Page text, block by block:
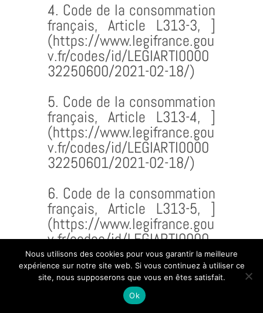
4. Code de la consommation
français, Article L313-3, ]
(https://www.legifrance.gou
v.fr/codes/id/LEGIARTI0000
32250600/2021-02-18/)
5. Code de la consommation
français, Article L313-4, ]
(https://www.legifrance.gou
v.fr/codes/id/LEGIARTI0000
32250601/2021-02-18/)
6. Code de la consommation
français, Article L313-5, ]
(https://www.legifrance.gou
v.fr/codes/id/LEGIARTI0000
32250602/2021-02-18/)
7. Code de la consommation
français, Article L313-6,
Nous utilisons des cookies pour vous garantir la meilleure
expérience sur notre site web. Si vous continuez à utiliser ce
site, nous supposerons que vous en êtes satisfait.
Ok